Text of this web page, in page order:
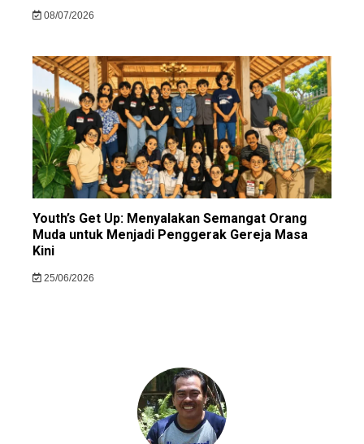
08/07/2026
Youth’s Get Up: Menyalakan Semangat Orang
Muda untuk Menjadi Penggerak Gereja Masa
Kini
25/06/2026